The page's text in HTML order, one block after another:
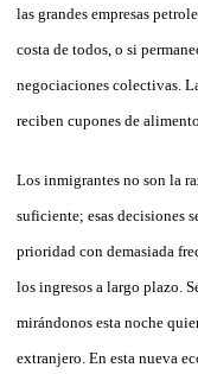
las grandes empresas
costa de todos, o si
negociaciones colectivas.
reciben cupones de
Los inmigrantes no son la
suficiente; esas decisiones
prioridad con demasiada
los ingresos a largo plazo.
mirándonos esta noche
extranjero. En esta nueva